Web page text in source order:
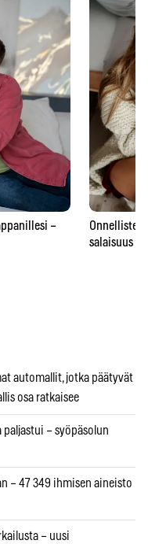
–
Onnellisten
salaisuus –
automallit, jotka päätyvät
osa ratkaisee
– syöpäsolun
– 47 349 ihmisen aineisto
– uusi